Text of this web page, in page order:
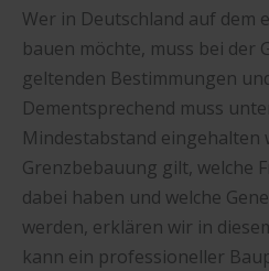
Wer in Deutschland auf dem
bauen möchte, muss bei der
geltenden Bestimmungen
Dementsprechend muss
Mindestabstand eingehalten
Grenzbebauung gilt, welche
dabei haben und welche
werden, erklären wir in
kann ein professioneller